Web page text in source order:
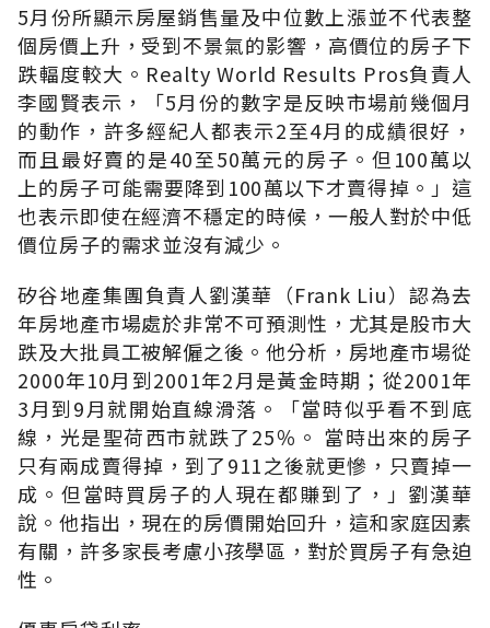
5月份所顯示房屋銷售量及中位數上漲並不代表整
個房價上升，受到不景氣的影響，高價位的房子下
跌輻度較大。Realty World Results Pros負責人
李國賢表示，「5月份的數字是反映市場前幾個月
的動作，許多經紀人都表示2至4月的成績很好，
而且最好賣的是40至50萬元的房子。但100萬以
上的房子可能需要降到100萬以下才賣得掉。」這
也表示即使在經濟不穩定的時候，一般人對於中低
價位房子的需求並沒有減少。
矽谷地產集團負責人劉漢華（Frank Liu）認為去
年房地產市場處於非常不可預測性，尤其是股市大
跌及大批員工被解僱之後。他分析，房地產市場從
2000年10月到2001年2月是黃金時期；從2001年
3月到9月就開始直線滑落。「當時似乎看不到底
線，光是聖荷西市就跌了25％。 當時出來的房子
只有兩成賣得掉，到了911之後就更慘，只賣掉一
成。但當時買房子的人現在都賺到了，」劉漢華
說。他指出，現在的房價開始回升，這和家庭因素
有關，許多家長考慮小孩學區，對於買房子有急迫
性。